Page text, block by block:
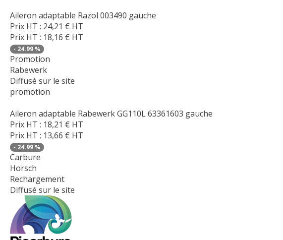
Aileron adaptable Razol 003490 gauche
Prix HT : 24,21 € HT
Prix HT : 18,16 € HT
- 24.99 %
Promotion
Rabewerk
Diffusé sur le site
promotion
Aileron adaptable Rabewerk GG110L 63361603 gauche
Prix HT : 18,21 € HT
Prix HT : 13,66 € HT
- 24.99 %
Carbure
Horsch
Rechargement
Diffusé sur le site